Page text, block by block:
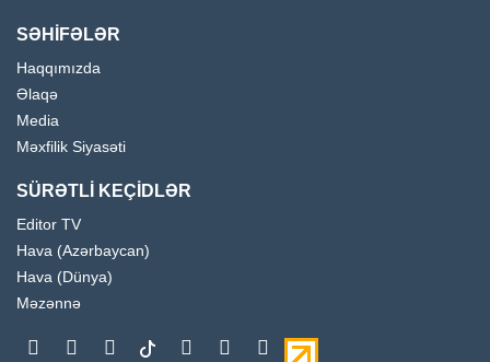
SƏHİFƏLƏR
Haqqımızda
Əlaqə
Media
Məxfilik Siyasəti
SÜRƏTLİ KEÇİDLƏR
Editor TV
Hava (Azərbaycan)
Hava (Dünya)
Məzənnə